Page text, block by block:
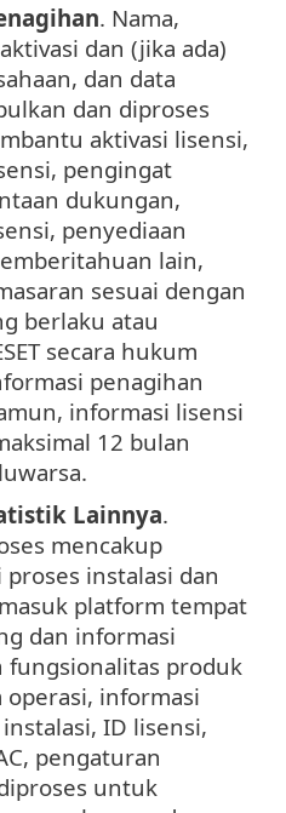
. Nama,
dan (jika ada)
dan data
dan diproses
aktivasi lisensi,
pengingat
dukungan,
penyediaan
lain,
sesuai dengan
berlaku atau
secara hukum
penagihan
informasi lisensi
12 bulan
Lainnya.
mencakup
instalasi dan
platform tempat
dan informasi
fungsionalitas produk
informasi
ID lisensi,
pengaturan
untuk